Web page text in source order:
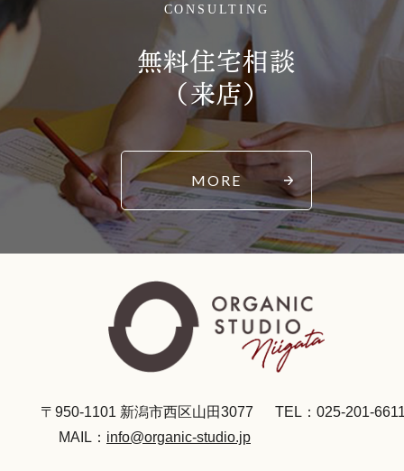
CONSULTING
無料住宅相談
（来店）
MORE
〒950-1101 新潟市西区山田3077
TEL：025-201-
MAIL： info@organic-studio.jp